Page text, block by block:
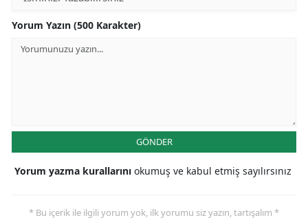
Yorum Yazın (500 Karakter)
GÖNDER
Yorum yazma kurallarını okumuş ve kabul etmiş sayılırsınız
* Bu içerik ile ilgili yorum yok, ilk yorumu siz yazın, tartışalım *